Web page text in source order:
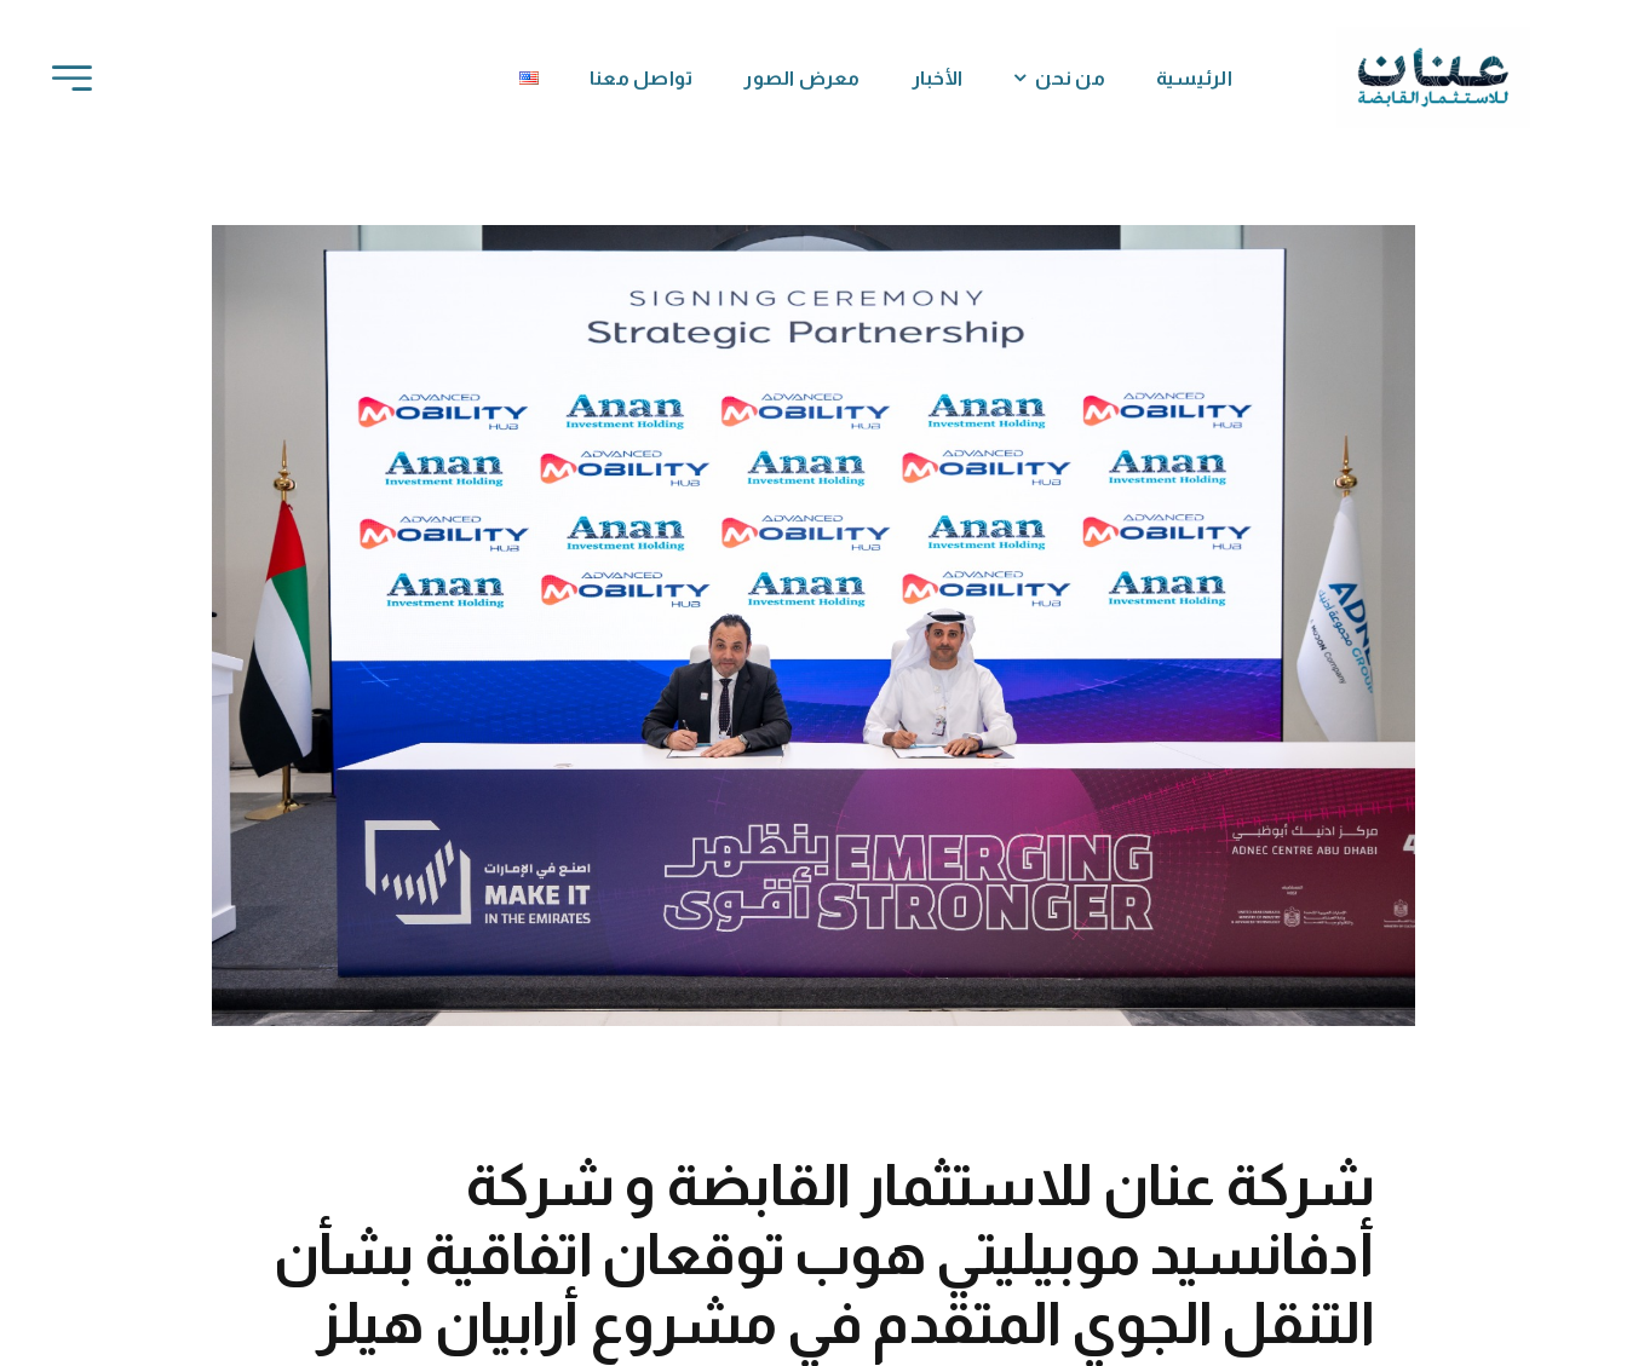
الرئيسية من نحن الأخبار معرض الصور تواصل معنا
شركة عنان للاستثمار القابضة و شركة
أدفانسيد موبيليتي هوب توقعان اتفاقية بشأن
التنقل الجوي المتقدم في مشروع أرابيان هيلز